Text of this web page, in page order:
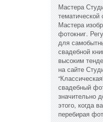
Мастера
тематической
Мастера
фотокниг.
для
свадебной
высоким
на сайте
свадебный
значительно
этого, когда
перебирая